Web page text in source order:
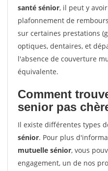
santé sénior, il peut y
plafonnement de
sur certaines prestations
optiques, dentaires, et
l'absence de couverture
équivalente.
Comment
senior pas
Il existe différentes types
sénior. Pour plus
mutuelle sénior, vous
engagement, un de nos